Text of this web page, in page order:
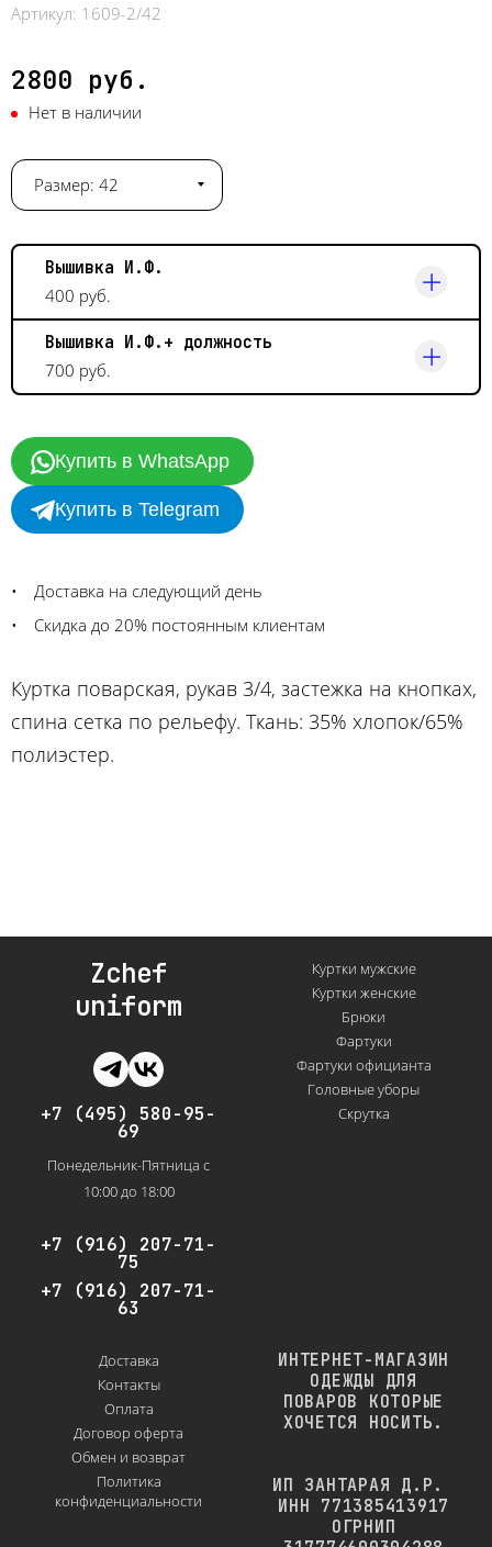
Артикул: 1609-2/42
2800 руб.
Нет в наличии
Размер: 42
Вышивка И.Ф.
400 руб.
Вышивка И.Ф.+ должность
700 руб.
Купить в WhatsApp
Купить в Telegram
Доставка на следующий день
Скидка до 20% постоянным клиентам
Куртка поварская, рукав 3/4, застежка на кнопках,
спина сетка по рельефу. Ткань: 35% хлопок/65%
полиэстер.
Zchef
uniform
+7 (495) 580-95-
69
Понедельник-Пятница с
10:00 до 18:00
+7 (916) 207-71-
75
+7 (916) 207-71-
63
Куртки мужские
Куртки женские
Брюки
Фартуки
Фартуки официанта
Головные уборы
Скрутка
Доставка
Контакты
Оплата
Договор оферта
Обмен и возврат
Политика
конфиденциальности
ИНТЕРНЕТ-МАГАЗИН
ОДЕЖДЫ ДЛЯ
ПОВАРОВ КОТОРЫЕ
ХОЧЕТСЯ НОСИТЬ.
ИП ЗАНТАРАЯ Д.Р.
ИНН 771385413917
ОГРНИП